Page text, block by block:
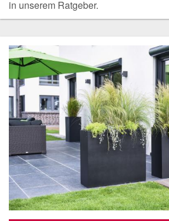
in unserem Ratgeber.